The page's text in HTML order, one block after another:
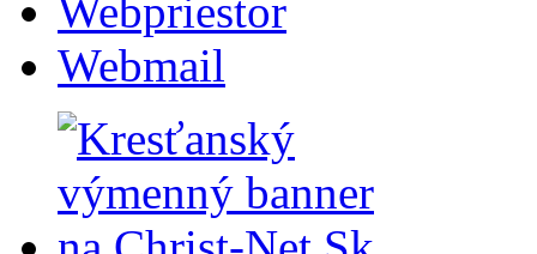
Webpriestor
Webmail